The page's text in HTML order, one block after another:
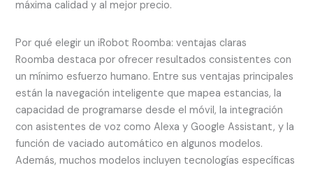
máxima calidad y al mejor precio.
Por qué elegir un iRobot Roomba: ventajas claras
Roomba destaca por ofrecer resultados consistentes con
un mínimo esfuerzo humano. Entre sus ventajas principales
están la navegación inteligente que mapea estancias, la
capacidad de programarse desde el móvil, la integración
con asistentes de voz como Alexa y Google Assistant, y la
función de vaciado automático en algunos modelos.
Además, muchos modelos incluyen tecnologías específicas